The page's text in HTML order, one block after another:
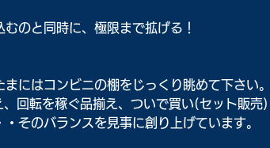
のと同時に、極限まで拡げる！
にはコンビニの棚をじっくり眺めて下さい。
回転を稼ぐ品揃え、ついで買い(セット販売)
そのバランスを見事に創り上げています。